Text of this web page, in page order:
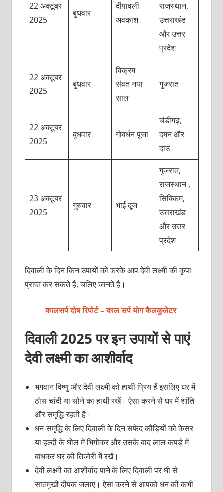
22 अक्टूबर
2025
बुधवार
दीपावली
अवकाश
राजस्थान,
उत्तराखंड
और उत्तर
प्रदेश
22 अक्टूबर
2025
बुधवार
विक्रम
संवत नया
साल
गुजरात
22 अक्टूबर
2025
बुधवार गोवर्धन पूजा
चंडीगढ़,
दमन और
दाउ
23 अक्टूबर
2025
गुरुवार भाई दूज
गुजरात,
राजस्थान ,
सिक्किम,
उत्तराखंड
और उत्तर
प्रदेश
दिवाली के दिन किन उपायों को करके आप देवी लक्ष्मी की कृपा
प्राप्त कर सकते हैं, चलिए जानते हैं।
कालसर्प दोष रिपोर्ट – काल सर्प योग कैलकुलेटर
दिवाली 2025 पर इन उपायों से पाएं
देवी लक्ष्मी का आशीर्वाद
भगवान विष्णु और देवी लक्ष्‍मी को हाथी प्रिय हैं इसलिए घर में
ठोस चांदी या सोने का हाथी रखें। ऐसा करने से घर में शांति
और समृद्धि रहती है।
धन-समृद्धि के लिए दिवाली के दिन सफेद कौड़ियों को केसर
या हल्दी के घोल में भिगोकर और उसके बाद लाल कपड़े में
बांधकर घर की तिजोरी में रखें।
देवी लक्ष्मी का आशीर्वाद पाने के लिए दिवाली पर घी से
सातमुखी दीपक जलाएं। ऐसा करने से आपको धन की कभी